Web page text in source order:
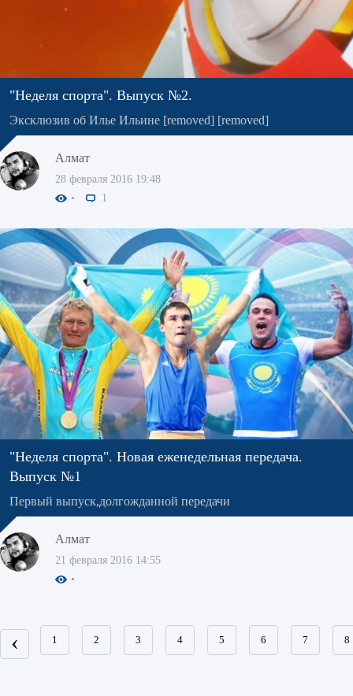
"Неделя спорта". Выпуск №2.
Эксклюзив об Илье Ильине [removed] [removed]
Алмат
28 февраля 2016 19:48
1
"Неделя спорта". Новая еженедельная передача.
Выпуск №1
Первый выпуск,долгожданной передачи
Алмат
21 февраля 2016 14:55
‹ 1 2 3 4 5 6 7 8